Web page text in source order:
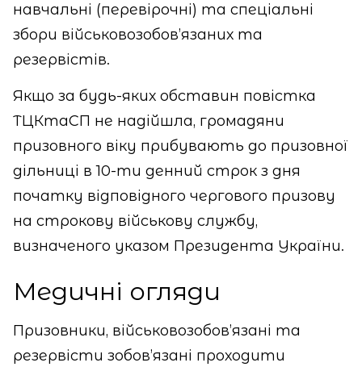
навчальні (перевірочні) та спеціальні
збори військовозобов’язаних та
резервістів.
Якщо за будь-яких обставин повістка
ТЦКтаСП не надійшла, громадяни
призовного віку прибувають до призовної
дільниці в 10-ти денний строк з дня
початку відповідного чергового призову
на строкову військову службу,
визначеного указом Президента України.
Медичні огляди
Призовники, військовозобов’язані та
резервісти зобов’язані проходити